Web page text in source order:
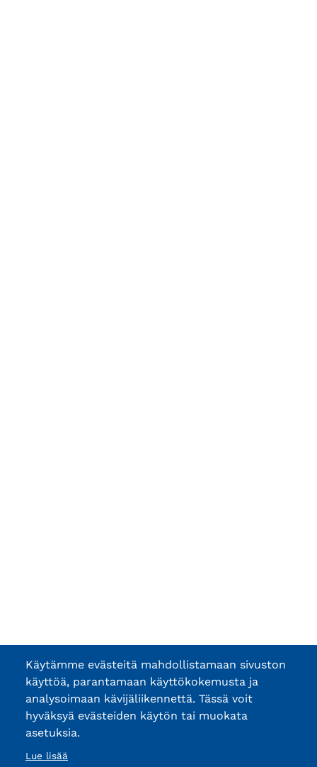
Käytämme evästeitä mahdollistamaan sivuston
käyttöä, parantamaan käyttökokemusta ja
analysoimaan kävijäliikennettä. Tässä voit
hyväksyä evästeiden käytön tai muokata
asetuksia.
Lue lisää